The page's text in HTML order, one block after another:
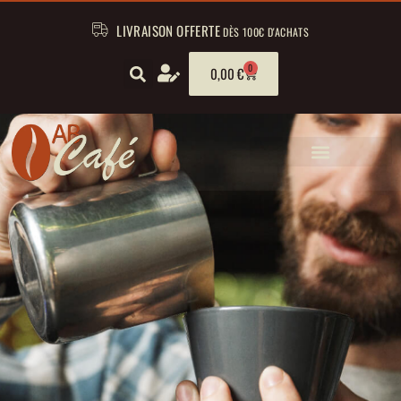
LIVRAISON OFFERTEDÈS 100€ D'ACHATS
0,00€ 0